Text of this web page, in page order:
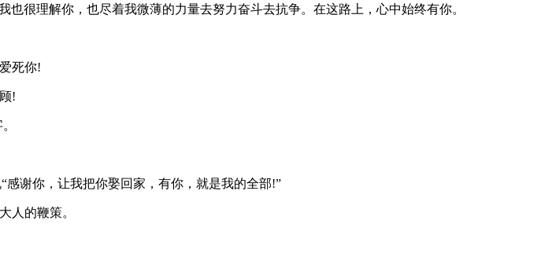
很理解你，也尽着我微薄的力量去努力奋斗去抗争。在这路上，心中始终有你。
死你!
!
谢你，让我把你娶回家，有你，就是我的全部!”
人的鞭策。